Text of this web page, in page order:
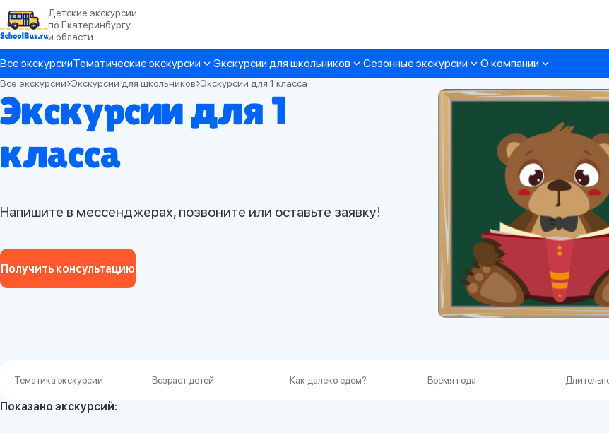
Детские экскурсии
по Екатеринбургу
и области
Все экскурсииТематические экскурсии Экскурсии для школьников Сезонные экскурсии О компании
Все экскурсии Экскурсии для школьников Экскурсии для 1 класса
Экскурсии для 1
класса
Напишите в мессенджерах, позвоните или оставьте заявку!
Получить консультацию
Показано экскурсий: